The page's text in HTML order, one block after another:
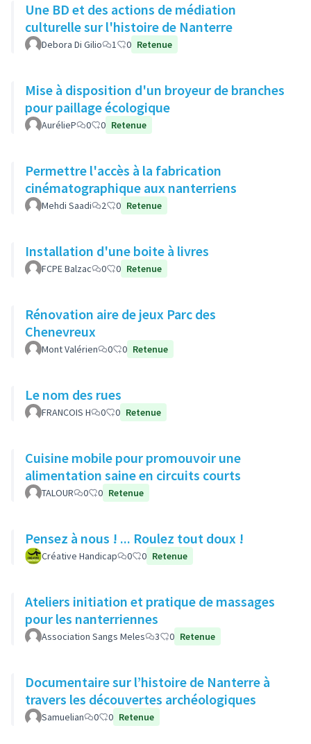
Une BD et des actions de médiation
culturelle sur l'histoire de Nanterre
Debora Di Gilio 1 0 Retenue
Mise à disposition d'un broyeur de branches
pour paillage écologique
AurélieP 0 0 Retenue
Permettre l'accès à la fabrication
cinématographique aux nanterriens
Mehdi Saadi 2 0 Retenue
Installation d'une boite à livres
FCPE Balzac 0 0 Retenue
Rénovation aire de jeux Parc des
Chenevreux
Mont Valérien 0 0 Retenue
Le nom des rues
FRANCOIS H 0 0 Retenue
Cuisine mobile pour promouvoir une
alimentation saine en circuits courts
TALOUR 0 0 Retenue
Pensez à nous ! ... Roulez tout doux !
Créative Handicap 0 0 Retenue
Ateliers initiation et pratique de massages
pour les nanterriennes
Association Sangs Meles 3 0 Retenue
Documentaire sur l’histoire de Nanterre à
travers les découvertes archéologiques
Samuelian 0 0 Retenue